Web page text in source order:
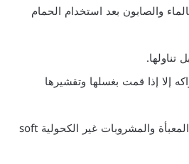
والصابون بعد استخدام الحمام
تناولها.
إلا إذا قمت بغسلها وتقشيرها
• واظب على شرب المياه المعبأة والمشروبات غير الكحولية soft